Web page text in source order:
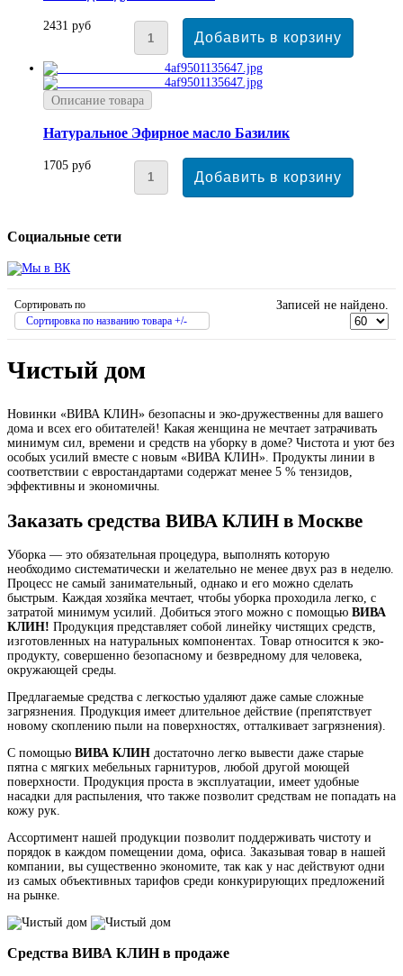
2431 руб
Описание товара
Натуральное Эфирное масло Базилик
1705 руб
Социальные сети
Сортировать по
Сортировка по названию товара +/-
Записей не найдено.
Чистый дом
Новинки «ВИВА КЛИН» безопасны и эко-дружественны для вашего
дома и всех его обитателей! Какая женщина не мечтает затрачивать
минимум сил, времени и средств на уборку в доме? Чистота и уют без
особых усилий вместе с новым «ВИВА КЛИН». Продукты линии в
соответствии с евростандартами содержат менее 5 % тензидов,
эффективны и экономичны.
Заказать средства ВИВА КЛИН в Москве
Уборка — это обязательная процедура, выполнять которую
необходимо систематически и желательно не менее двух раз в неделю.
Процесс не самый занимательный, однако и его можно сделать
быстрым. Каждая хозяйка мечтает, чтобы уборка проходила легко, с
затратой минимум усилий. Добиться этого можно с помощью ВИВА
КЛИН! Продукция представляет собой линейку чистящих средств,
изготовленных на натуральных компонентах. Товар относится к эко-
продукту, совершенно безопасному и безвредному для человека,
окружающей среды.
Предлагаемые средства с легкостью удаляют даже самые сложные
загрязнения. Продукция имеет длительное действие (препятствует
новому скоплению пыли на поверхностях, отталкивает загрязнения).
С помощью ВИВА КЛИН достаточно легко вывести даже старые
пятна с мягких мебельных гарнитуров, любой другой моющей
поверхности. Продукция проста в эксплуатации, имеет удобные
насадки для распыления, что также позволит средствам не попадать на
кожу рук.
Ассортимент нашей продукции позволит поддерживать чистоту и
порядок в каждом помещении дома, офиса. Заказывая товар в нашей
компании, вы существенно экономите, так как у нас действуют одни
из самых объективных тарифов среди конкурирующих предложений
на рынке.
Средства ВИВА КЛИН в продаже